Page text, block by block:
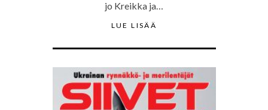
jo Kreikka ja…
LUE LISÄÄ